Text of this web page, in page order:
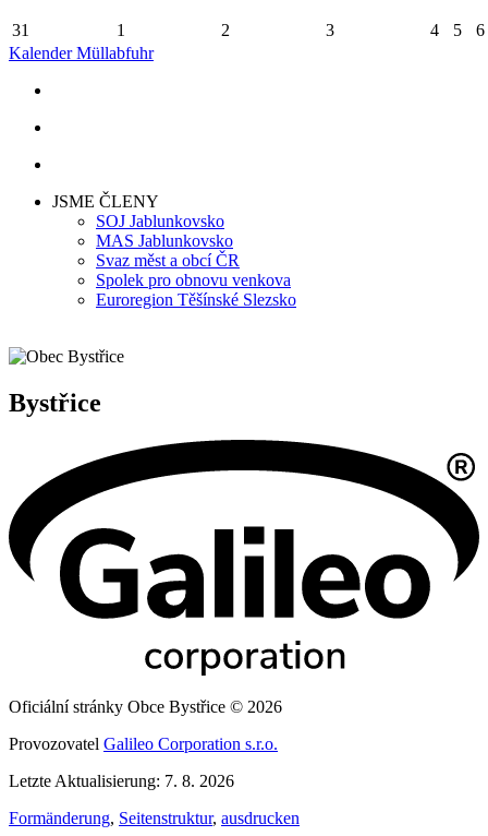
31 1 2 3 4 5
6
Kalender Müllabfuhr
JSME ČLENY
SOJ Jablunkovsko
MAS Jablunkovsko
Svaz měst a obcí ČR
Spolek pro obnovu venkova
Euroregion Těšínské Slezsko
Bystřice
Oficiální stránky Obce Bystřice © 2026
Provozovatel Galileo Corporation s.r.o.
Letzte Aktualisierung: 7. 8. 2026
Formänderung, Seitenstruktur, ausdrucken